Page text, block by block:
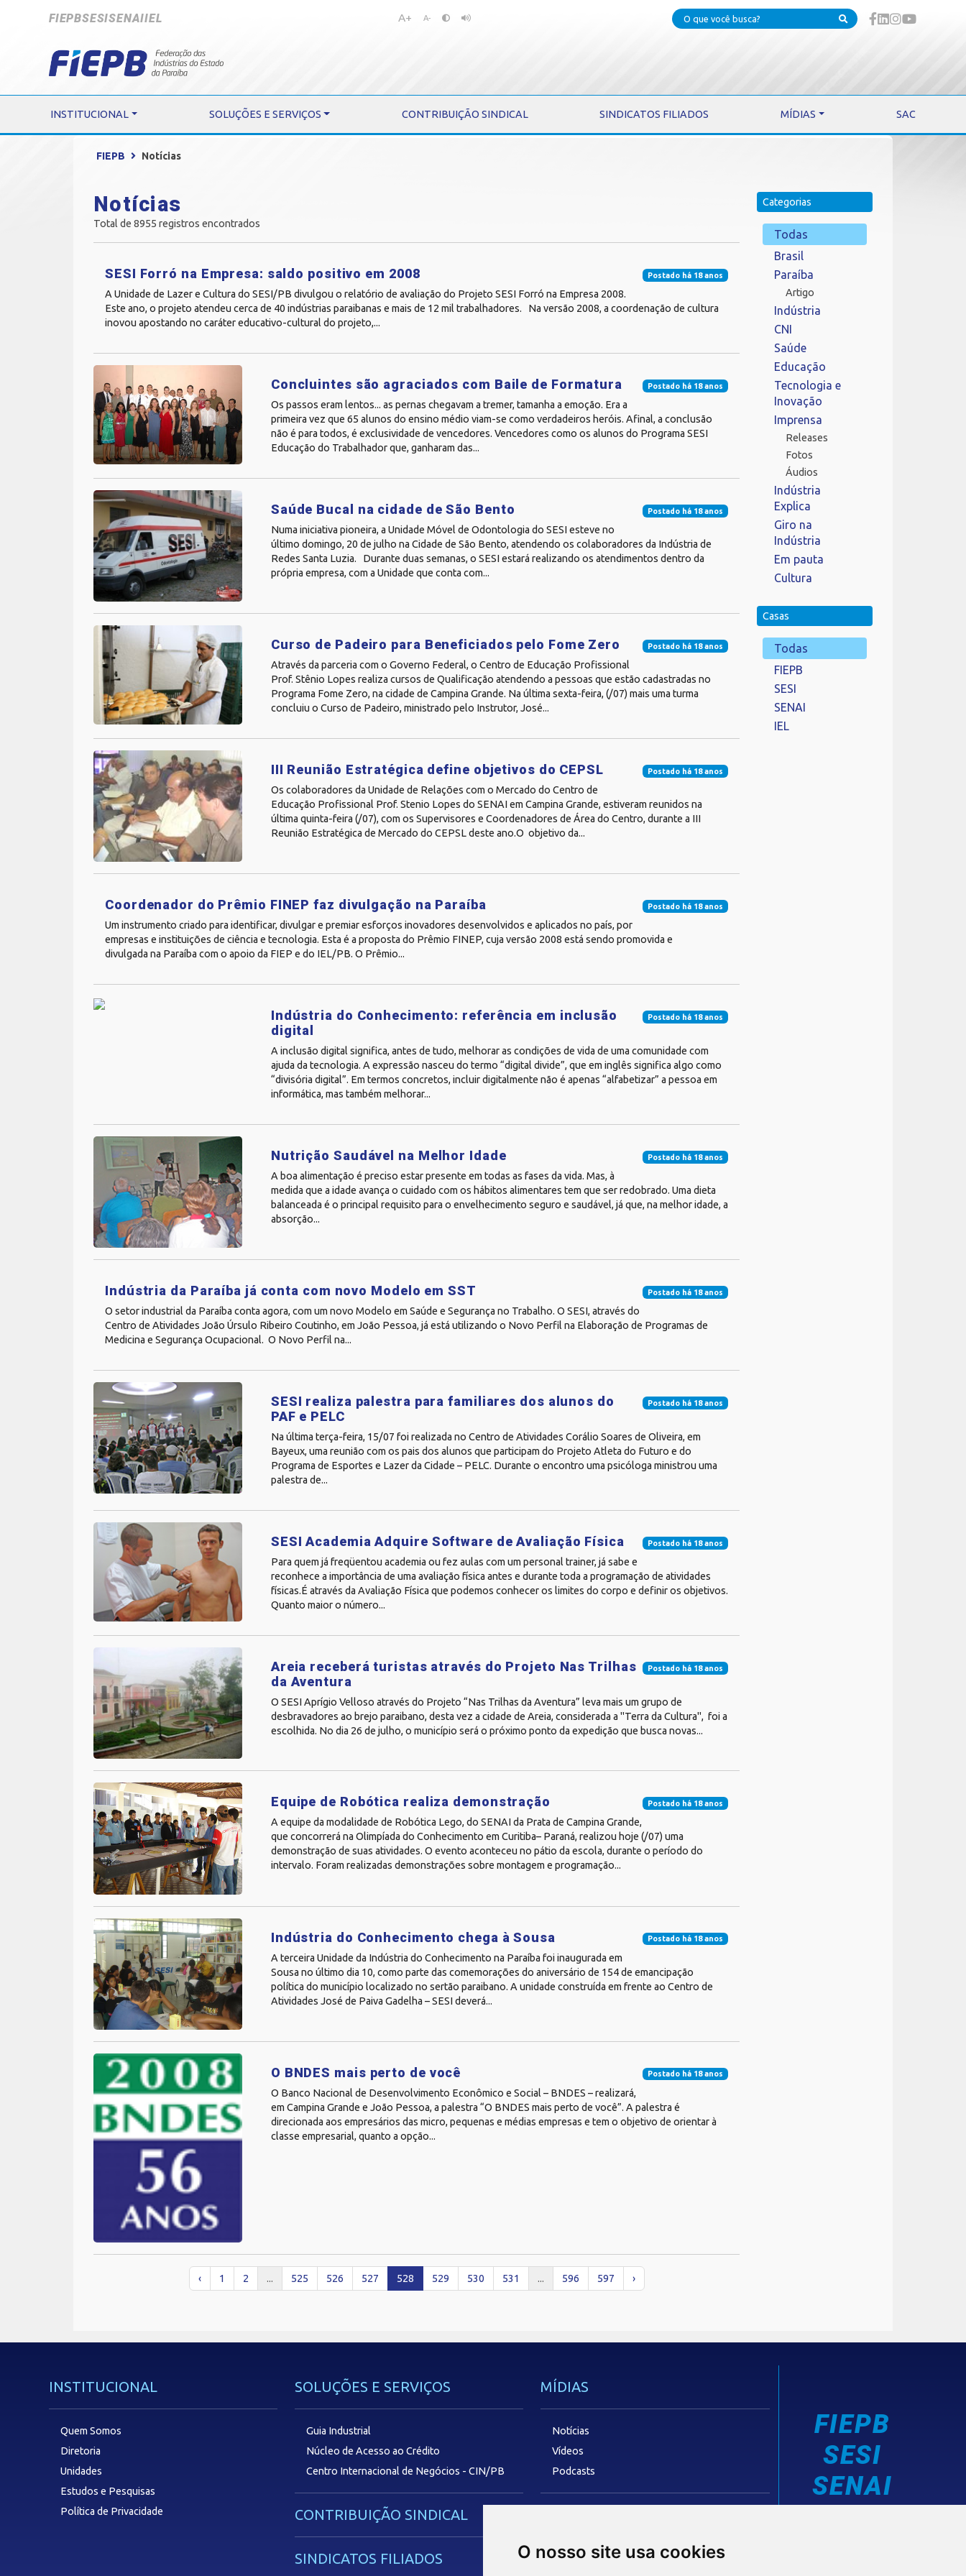
O nosso site usa cookies
FIEPBSESISENAIIEL
Pular
Pular
A+ A-
INSTITUCIONAL SOLUÇÕES E SERVIÇOS CONTRIBUIÇÃO SINDICAL SINDICATOS FILIADOS MÍDIAS SAC
FIEPB Notícias
Notícias
Total de 8955 registros encontrados
Postado há 18 anos
SESI Forró na Empresa: saldo positivo em 2008
A Unidade de Lazer e Cultura do SESI/PB divulgou o relatório de avaliação do Projeto SESI Forró na Empresa 2008.
Este ano, o projeto atendeu cerca de 40 indústrias paraibanas e mais de 12 mil trabalhadores. Na versão 2008, a coordenação de cultura
inovou apostando no caráter educativo-cultural do projeto,...
Postado há 18 anos
Concluintes são agraciados com Baile de Formatura
Os passos eram lentos... as pernas chegavam a tremer, tamanha a emoção. Era a
primeira vez que 65 alunos do ensino médio viam-se como verdadeiros heróis. Afinal, a conclusão
não é para todos, é exclusividade de vencedores. Vencedores como os alunos do Programa SESI
Educação do Trabalhador que, ganharam das...
Postado há 18 anos
Saúde Bucal na cidade de São Bento
Numa iniciativa pioneira, a Unidade Móvel de Odontologia do SESI esteve no
último domingo, 20 de julho na Cidade de São Bento, atendendo os colaboradores da Indústria de
Redes Santa Luzia. Durante duas semanas, o SESI estará realizando os atendimentos dentro da
própria empresa, com a Unidade que conta com...
Postado há 18 anos
Curso de Padeiro para Beneficiados pelo Fome Zero
Através da parceria com o Governo Federal, o Centro de Educação Profissional
Prof. Stênio Lopes realiza cursos de Qualificação atendendo a pessoas que estão cadastradas no
Programa Fome Zero, na cidade de Campina Grande. Na última sexta-feira, (/07) mais uma turma
concluiu o Curso de Padeiro, ministrado pelo Instrutor, José...
Postado há 18 anos
III Reunião Estratégica define objetivos do CEPSL
Os colaboradores da Unidade de Relações com o Mercado do Centro de
Educação Profissional Prof. Stenio Lopes do SENAI em Campina Grande, estiveram reunidos na
última quinta-feira (/07), com os Supervisores e Coordenadores de Área do Centro, durante a III
Reunião Estratégica de Mercado do CEPSL deste ano.O objetivo da...
Postado há 18 anos
Coordenador do Prêmio FINEP faz divulgação na Paraíba
Um instrumento criado para identificar, divulgar e premiar esforços inovadores desenvolvidos e aplicados no país, por
empresas e instituições de ciência e tecnologia. Esta é a proposta do Prêmio FINEP, cuja versão 2008 está sendo promovida e
divulgada na Paraíba com o apoio da FIEP e do IEL/PB. O Prêmio...
Postado há 18 anos
Indústria do Conhecimento: referência em inclusão
digital
A inclusão digital significa, antes de tudo, melhorar as condições de vida de uma comunidade com
ajuda da tecnologia. A expressão nasceu do termo “digital divide”, que em inglês significa algo como
“divisória digital”. Em termos concretos, incluir digitalmente não é apenas “alfabetizar” a pessoa em
informática, mas também melhorar...
Postado há 18 anos
Nutrição Saudável na Melhor Idade
A boa alimentação é preciso estar presente em todas as fases da vida. Mas, à
medida que a idade avança o cuidado com os hábitos alimentares tem que ser redobrado. Uma dieta
balanceada é o principal requisito para o envelhecimento seguro e saudável, já que, na melhor idade, a
absorção...
Postado há 18 anos
Indústria da Paraíba já conta com novo Modelo em SST
O setor industrial da Paraíba conta agora, com um novo Modelo em Saúde e Segurança no Trabalho. O SESI, através do
Centro de Atividades João Úrsulo Ribeiro Coutinho, em João Pessoa, já está utilizando o Novo Perfil na Elaboração de Programas de
Medicina e Segurança Ocupacional. O Novo Perfil na...
Postado há 18 anos
SESI realiza palestra para familiares dos alunos do
PAF e PELC
Na última terça-feira, 15/07 foi realizada no Centro de Atividades Corálio Soares de Oliveira, em
Bayeux, uma reunião com os pais dos alunos que participam do Projeto Atleta do Futuro e do
Programa de Esportes e Lazer da Cidade – PELC. Durante o encontro uma psicóloga ministrou uma
palestra de...
Postado há 18 anos
SESI Academia Adquire Software de Avaliação Física
Para quem já freqüentou academia ou fez aulas com um personal trainer, já sabe e
reconhece a importância de uma avaliação física antes e durante toda a programação de atividades
físicas.É através da Avaliação Física que podemos conhecer os limites do corpo e definir os objetivos.
Quanto maior o número...
Postado há 18 anos
Areia receberá turistas através do Projeto Nas Trilhas
da Aventura
O SESI Aprígio Velloso através do Projeto “Nas Trilhas da Aventura” leva mais um grupo de
desbravadores ao brejo paraibano, desta vez a cidade de Areia, considerada a "Terra da Cultura", foi a
escolhida. No dia 26 de julho, o município será o próximo ponto da expedição que busca novas...
Postado há 18 anos
Equipe de Robótica realiza demonstração
A equipe da modalidade de Robótica Lego, do SENAI da Prata de Campina Grande,
que concorrerá na Olimpíada do Conhecimento em Curitiba– Paraná, realizou hoje (/07) uma
demonstração de suas atividades. O evento aconteceu no pátio da escola, durante o período do
intervalo. Foram realizadas demonstrações sobre montagem e programação...
Postado há 18 anos
Indústria do Conhecimento chega à Sousa
A terceira Unidade da Indústria do Conhecimento na Paraíba foi inaugurada em
Sousa no último dia 10, como parte das comemorações do aniversário de 154 de emancipação
política do município localizado no sertão paraibano. A unidade construída em frente ao Centro de
Atividades José de Paiva Gadelha – SESI deverá...
Postado há 18 anos
O BNDES mais perto de você
O Banco Nacional de Desenvolvimento Econômico e Social – BNDES – realizará,
em Campina Grande e João Pessoa, a palestra “O BNDES mais perto de você”. A palestra é
direcionada aos empresários das micro, pequenas e médias empresas e tem o objetivo de orientar à
classe empresarial, quanto a opção...
‹ 1 2 ... 525 526 527 528 529 530 531 ... 596 597 ›
Categorias
Todas
Brasil
Paraíba
Artigo
Indústria
CNI
Saúde
Educação
Tecnologia e
Inovação
Imprensa
Releases
Fotos
Áudios
Indústria
Explica
Giro na
Indústria
Em pauta
Cultura
Casas
Todas
FIEPB
SESI
SENAI
IEL
INSTITUCIONAL
Quem Somos
Diretoria
Unidades
Estudos e Pesquisas
Política de Privacidade
SOLUÇÕES E SERVIÇOS
Guia Industrial
Núcleo de Acesso ao Crédito
Centro Internacional de Negócios - CIN/PB
CONTRIBUIÇÃO SINDICAL
SINDICATOS FILIADOS
MÍDIAS
Notícias
Vídeos
Podcasts
FIEPB
SESI
SENAI